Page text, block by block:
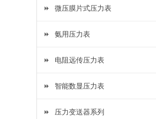
微压膜片式压力表
氨用压力表
电阻远传压力表
智能数显压力表
压力变送器系列